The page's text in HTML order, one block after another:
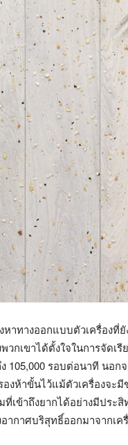
าทางออกแบบตัวเครื่องที่
วกเขาได้ตั้งใจในการจัด
105,000 รอบต่อนาที นอก
งห้าขั้นไว้แม้ตัวเครื่องจะ
เข้าถึงยากได้อย่างมีประ
ากาศบริสุทธิ์ออกมาจากเค